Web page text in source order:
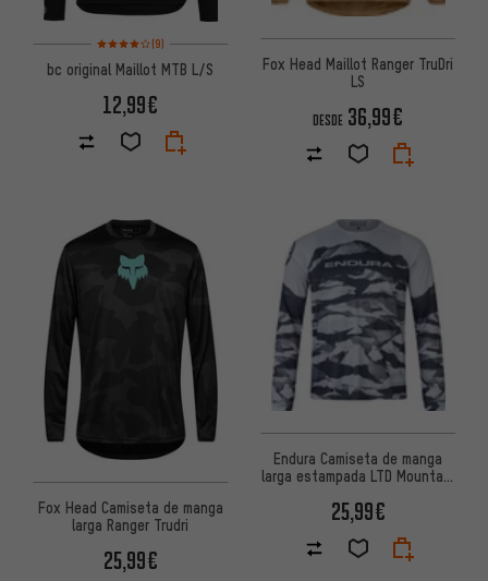
Valoración media: 4 de 5 basada en 9 reseñas
(9)
bc original Maillot MTB L/S
12,99€
Fox Head Maillot Ranger TruDri
LS
DESDE 36,99€
Fox Head Camiseta de manga
larga Ranger Trudri
25,99€
Endura Camiseta de manga
larga estampada LTD Mountain
25,99€